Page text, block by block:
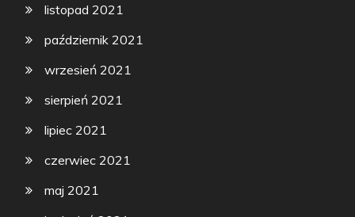
listopad 2021
październik 2021
wrzesień 2021
sierpień 2021
lipiec 2021
czerwiec 2021
maj 2021